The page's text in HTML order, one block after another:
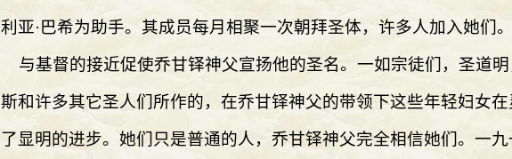
利亚·巴希为助手。其成员每月相聚一次朝拜圣体，许多人加入她们。
与基督的接近促使乔甘铎神父宣扬他的圣名。一如宗徒们，圣道
斯和许多其它圣人们所作的，在乔甘铎神父的带领下这些年轻妇女
了显明的进步。她们只是普通的人，乔甘铎神父完全相信她们。一九